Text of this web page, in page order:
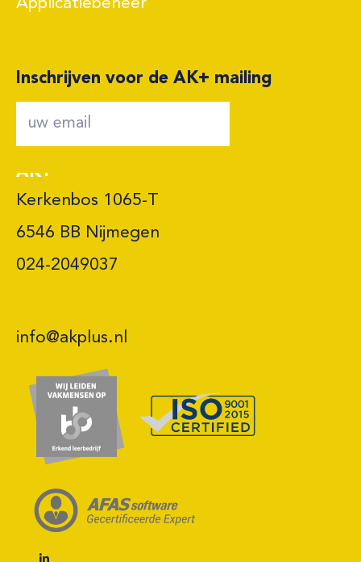
Applicatiebeheer
Inschrijven voor de AK+ mailing
AK+
Kerkenbos 1065-T
6546 BB Nijmegen
024-2049037
info@akplus.nl